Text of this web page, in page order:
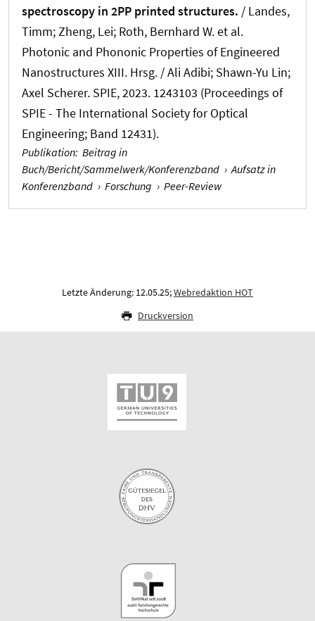
spectroscopy in 2PP printed structures. / Landes,
Timm; Zheng, Lei; Roth, Bernhard W.et al.
Photonic and Phononic Properties of Engineered
Nanostructures XIII. Hrsg. / Ali Adibi; Shawn-Yu Lin;
Axel Scherer. SPIE, 2023. 1243103 (Proceedings of
SPIE - The International Society for Optical
Engineering; Band 12431).
Publikation: Beitrag in
Buch/Bericht/Sammelwerk/Konferenzband › Aufsatz in
Konferenzband › Forschung › Peer-Review
Letzte Änderung: 12.05.25;Webredaktion HOT
Druckversion